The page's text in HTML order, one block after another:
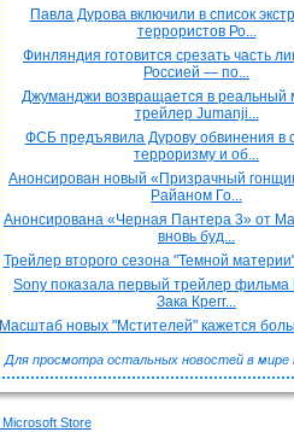
Павла Дурова включили в список
террористов Ро...
Финляндия готовится срезать часть
Россией — по...
Джуманджи возвращается в
трейлер Jumanji...
ФСБ предъявила Дурову обвинения в
терроризму и об...
Анонсирован новый «Призрачный
Райаном Го...
Анонсирована «Черная Пантера 3» от
вновь буд...
Трейлер второго сезона "Темной
Sony показала первый трейлер фильма
Зака Крегг...
Масштаб новых "Мстителей" кажется
Для просмотра остальных новостей в